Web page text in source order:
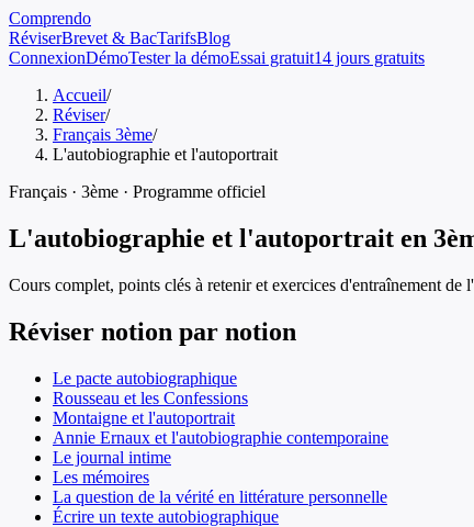
Comprendo
RéviserBrevet & BacTarifsBlog
ConnexionDémoTester la démoEssai gratuit14 jours gratuits
Accueil/
Réviser/
Français 3ème/
L'autobiographie et l'autoportrait
Français · 3ème · Programme officiel
L'autobiographie et l'autoportrait en
Cours complet, points clés à retenir et exercices d'entraînement de
Réviser notion par notion
Le pacte autobiographique
Rousseau et les Confessions
Montaigne et l'autoportrait
Annie Ernaux et l'autobiographie contemporaine
Le journal intime
Les mémoires
La question de la vérité en littérature personnelle
Écrire un texte autobiographique